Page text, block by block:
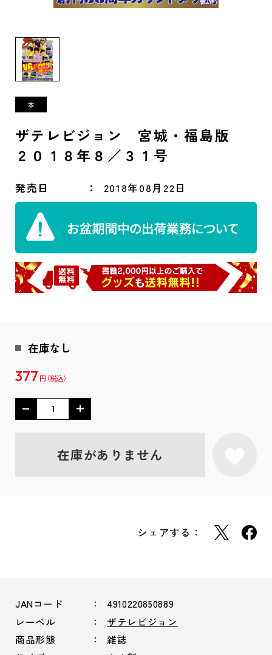
ザテレビジョン 宮城・福島版
２０１８年８／３１号
発売日 2018年08月22日
在庫なし
377 円
在庫がありません
シェアする：
JANコード
4910220850889
レーベル
ザテレビジョン
商品形態
雑誌